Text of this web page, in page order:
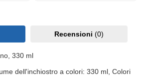
Recensioni (0)
330 ml
dell'inchiostro a colori: 330 ml, Colori